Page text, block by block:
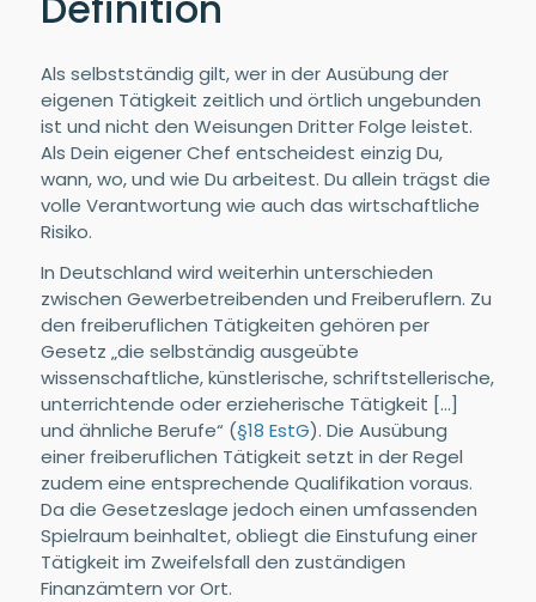
Als selbstständig gilt, wer in der Ausübung der
eigenen Tätigkeit zeitlich und örtlich ungebunden
ist und nicht den Weisungen Dritter Folge leistet.
Als Dein eigener Chef entscheidest einzig Du,
wann, wo, und wie Du arbeitest. Du allein trägst die
volle Verantwortung wie auch das wirtschaftliche
Risiko.
In Deutschland wird weiterhin unterschieden
zwischen Gewerbetreibenden und Freiberuflern. Zu
den freiberuflichen Tätigkeiten gehören per
Gesetz „die selbständig ausgeübte
wissenschaftliche, künstlerische, schriftstellerische,
unterrichtende oder erzieherische Tätigkeit […]
und ähnliche Berufe“ (§18 EstG). Die Ausübung
einer freiberuflichen Tätigkeit setzt in der Regel
zudem eine entsprechende Qualifikation voraus.
Da die Gesetzeslage jedoch einen umfassenden
Spielraum beinhaltet, obliegt die Einstufung einer
Tätigkeit im Zweifelsfall den zuständigen
Finanzämtern vor Ort.